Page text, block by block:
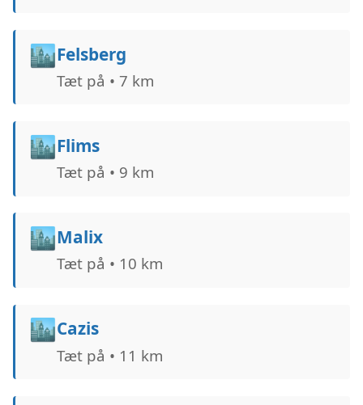
🏙️Felsberg
Tæt på • 7 km
🏙️Flims
Tæt på • 9 km
🏙️Malix
Tæt på • 10 km
🏙️Cazis
Tæt på • 11 km